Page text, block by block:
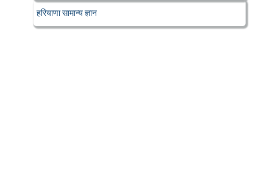
हरियाणा सामान्य ज्ञान